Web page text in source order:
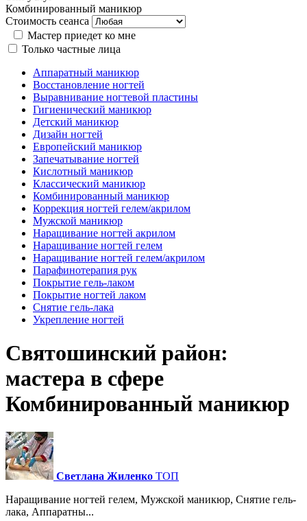
Комбинированный маникюр
Стоимость сеанса
Мастер приедет ко мне
Только частные лица
Аппаратный маникюр
Восстановление ногтей
Выравнивание ногтевой пластины
Гигиенический маникюр
Детский маникюр
Дизайн ногтей
Европейский маникюр
Запечатывание ногтей
Кислотный маникюр
Классический маникюр
Комбинированный маникюр
Коррекция ногтей гелем/акрилом
Мужской маникюр
Наращивание ногтей акрилом
Наращивание ногтей гелем
Наращивание ногтей гелем/акрилом
Парафинотерапия рук
Покрытие гель-лаком
Покрытие ногтей лаком
Снятие гель-лака
Укрепление ногтей
Святошинский район:
мастера в сфере
Комбинированный маникюр
Светлана Жиленко ТОП
Наращивание ногтей гелем, Мужской маникюр, Снятие гель-
лака, Аппаратны...